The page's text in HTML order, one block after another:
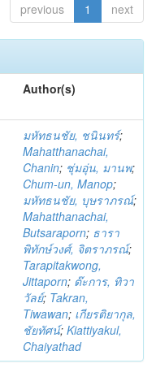
previous 1 next
Author(s)
มหัทธนชัย, ชนินทร์;
Mahatthanachai,
Chanin; ชุ่มอุ่น, มานพ;
Chum-un, Manop;
มหัทธนชัย, บุษราภรณ์;
Mahatthanachai,
Butsaraporn; ธารา
พิทักษ์วงศ์, จิตราภรณ์;
Tarapitakwong,
Jittaporn; ต๊ะการ, ทิวา
วัลย์; Takran,
Tiwawan; เกียรติยากุล,
ชัยทัศน์; Kiattiyakul,
Chaiyathad